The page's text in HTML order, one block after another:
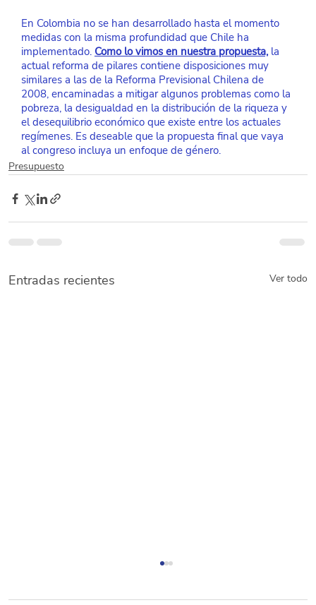
En Colombia no se han desarrollado hasta el momento
medidas con la misma profundidad que Chile ha
implementado. Como lo vimos en nuestra propuesta, la
actual reforma de pilares contiene disposiciones muy
similares a las de la Reforma Previsional Chilena de
2008, encaminadas a mitigar algunos problemas como la
pobreza, la desigualdad en la distribución de la riqueza y
el desequilibrio económico que existe entre los actuales
regímenes. Es deseable que la propuesta final que vaya
al congreso incluya un enfoque de género.
Presupuesto
Entradas recientes Ver todo